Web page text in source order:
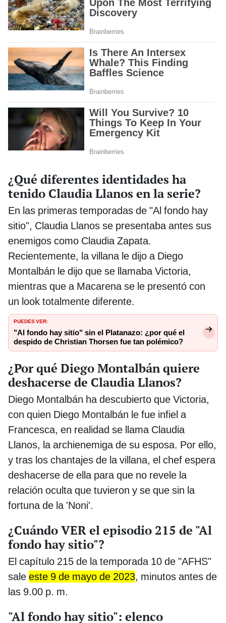
¿Qué diferentes identidades ha
tenido Claudia Llanos en la serie?
En las primeras temporadas de "Al fondo hay
sitio", Claudia Llanos se presentaba antes sus
enemigos como Claudia Zapata.
Recientemente, la villana le dijo a Diego
Montalbán le dijo que se llamaba Victoria,
mientras que a Macarena se le presentó con
un look totalmente diferente.
PUEDES VER:
"Al fondo hay sitio" sin el Platanazo: ¿por qué el
despido de Christian Thorsen fue tan polémico?
¿Por qué Diego Montalbán quiere
deshacerse de Claudia Llanos?
Diego Montalbán ha descubierto que Victoria,
con quien Diego Montalbán le fue infiel a
Francesca, en realidad se llama Claudia
Llanos, la archienemiga de su esposa. Por ello,
y tras los chantajes de la villana, el chef espera
deshacerse de ella para que no revele la
relación oculta que tuvieron y se que sin la
fortuna de la 'Noni'.
¿Cuándo VER el episodio 215 de "Al
fondo hay sitio"?
El capítulo 215 de la temporada 10 de "AFHS"
sale este 9 de mayo de 2023, minutos antes de
las 9.00 p. m.
"Al fondo hay sitio": elenco